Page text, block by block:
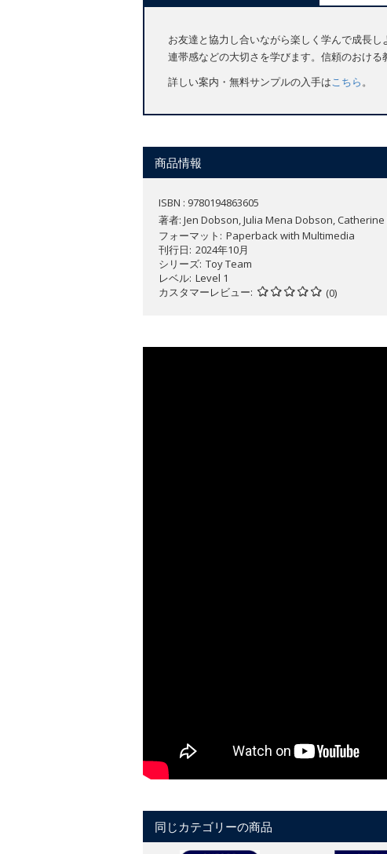
お友達と協力し合いながら楽しく学んで成長
連帯感などの大切さを学びます。信頼のおけ
詳しい案内・無料サンプルの入手はこちら。
商品情報
ISBN : 9780194863605
著者: Jen Dobson, Julia Mena Dobson,
フォーマット
Paperback with Multimedia
刊行日 2024年10月
シリーズ Toy Team
レベル Level 1
カスタマーレビュー
(0)
同じカテゴリーの商品